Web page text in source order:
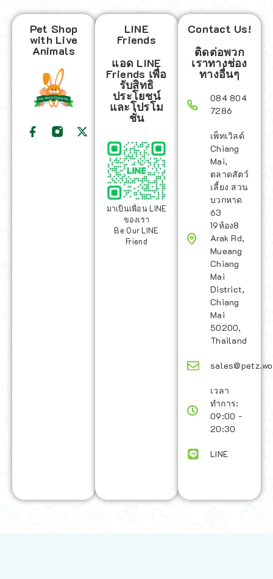
Pet Shop
with Live
Animals
LINE
Friends
แอด LINE
Friends เพื่อ
รับสิทธิ
ประโยชน์
และโปรโม
ชั่น
มาเป็นเพื่อน LINE
ของเรา
Be Our LINE
Friend
Contact Us!
ติดต่อพวก
เราทางช่อง
ทางอื่นๆ
084 804
7286
เพ็ทเวิลด์
Chiang
Mai,
ตลาดสัตว์
เลี้ยง สวน
บวกหาด
63
19ห้อง8
Arak Rd,
Mueang
Chiang
Mai
District,
Chiang
Mai
50200,
Thailand
เวลา
ทำการ:
09:00 -
20:30
LINE